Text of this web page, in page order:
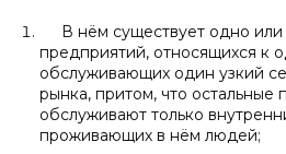
В нём существует одно или
предприятий, относящихся к
обслуживающих один узкий
рынка, притом, что остальные
обслуживают только
проживающих в нём людей;